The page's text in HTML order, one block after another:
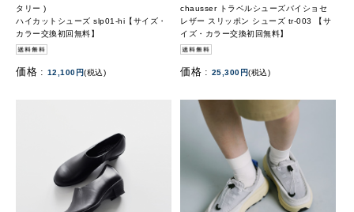
タリー )
ハイカットシューズ slp01-hi【サイズ・
カラー交換初回無料】
価格 : 12,100円(税込)
chausser トラベルシューズバイショセ
レザー スリッポン シューズ tr-003 【サ
イズ・カラー交換初回無料】
価格 : 25,300円(税込)